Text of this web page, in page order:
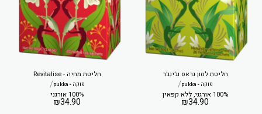
חליטת למון גראס וג׳ינג׳ר
פוקה - pukka /
100% אורגני, ללא קפאין
₪34.90
חליטת מחיה - Revitalise
פוקה - pukka /
100% אורגני
₪34.90